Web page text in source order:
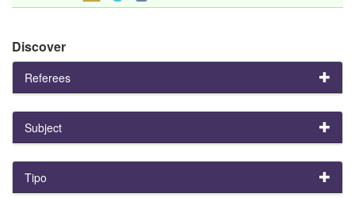
Discover
Referees
Subject
Tipo